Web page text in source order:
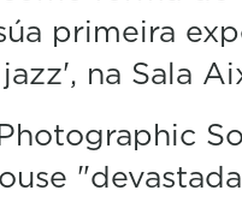
primeira
na Sala